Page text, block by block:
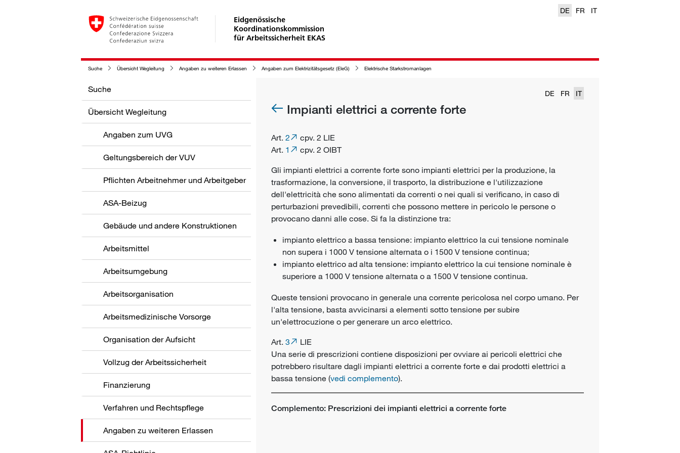
Eidgenössische
Koordinationskommission
für Arbeitssicherheit EKAS
DE FR IT
Suche Übersicht Wegleitung Angaben zu weiteren Erlassen Angaben zum Elektrizitätsgesetz (EleG) Elektrische Starkstromanlagen
Suche
Übersicht Wegleitung
Angaben zum UVG
Geltungsbereich der VUV
Pflichten Arbeitnehmer und Arbeitgeber
ASA-Beizug
Gebäude und andere Konstruktionen
Arbeitsmittel
Arbeitsumgebung
Arbeitsorganisation
Arbeitsmedizinische Vorsorge
Organisation der Aufsicht
Vollzug der Arbeitssicherheit
Finanzierung
Verfahren und Rechtspflege
Angaben zu weiteren Erlassen
DE FR IT
Impianti elettrici a corrente forte
Art. 2
cpv. 2 LIE
Art. 1
cpv. 2 OIBT
Gli impianti elettrici a corrente forte sono impianti elettrici per la produzione, la
trasformazione, la conversione, il trasporto, la distribuzione e l'utilizzazione
dell'elettricità che sono alimentati da correnti o nei quali si verificano, in caso di
perturbazioni prevedibili, correnti che possono mettere in pericolo le persone o
provocano danni alle cose. Si fa la distinzione tra:
impianto elettrico a bassa tensione: impianto elettrico la cui tensione nominale
non supera i 1000 V tensione alternata o i 1500 V tensione continua;
impianto elettrico ad alta tensione: impianto elettrico la cui tensione nominale è
superiore a 1000 V tensione alternata o a 1500 V tensione continua.
Queste tensioni provocano in generale una corrente pericolosa nel corpo umano. Per
l'alta tensione, basta avvicinarsi a elementi sotto tensione per subire
un'elettrocuzione o per generare un arco elettrico.
Art. 3
LIE
Una serie di prescrizioni contiene disposizioni per ovviare ai pericoli elettrici che
potrebbero risultare dagli impianti elettrici a corrente forte e dai prodotti elettrici a
bassa tensione (vedi complemento).
Complemento: Prescrizioni dei impianti elettrici a corrente forte